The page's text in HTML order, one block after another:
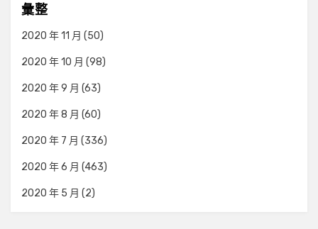
彙整
2020 年 11 月 (50)
2020 年 10 月 (98)
2020 年 9 月 (63)
2020 年 8 月 (60)
2020 年 7 月 (336)
2020 年 6 月 (463)
2020 年 5 月 (2)